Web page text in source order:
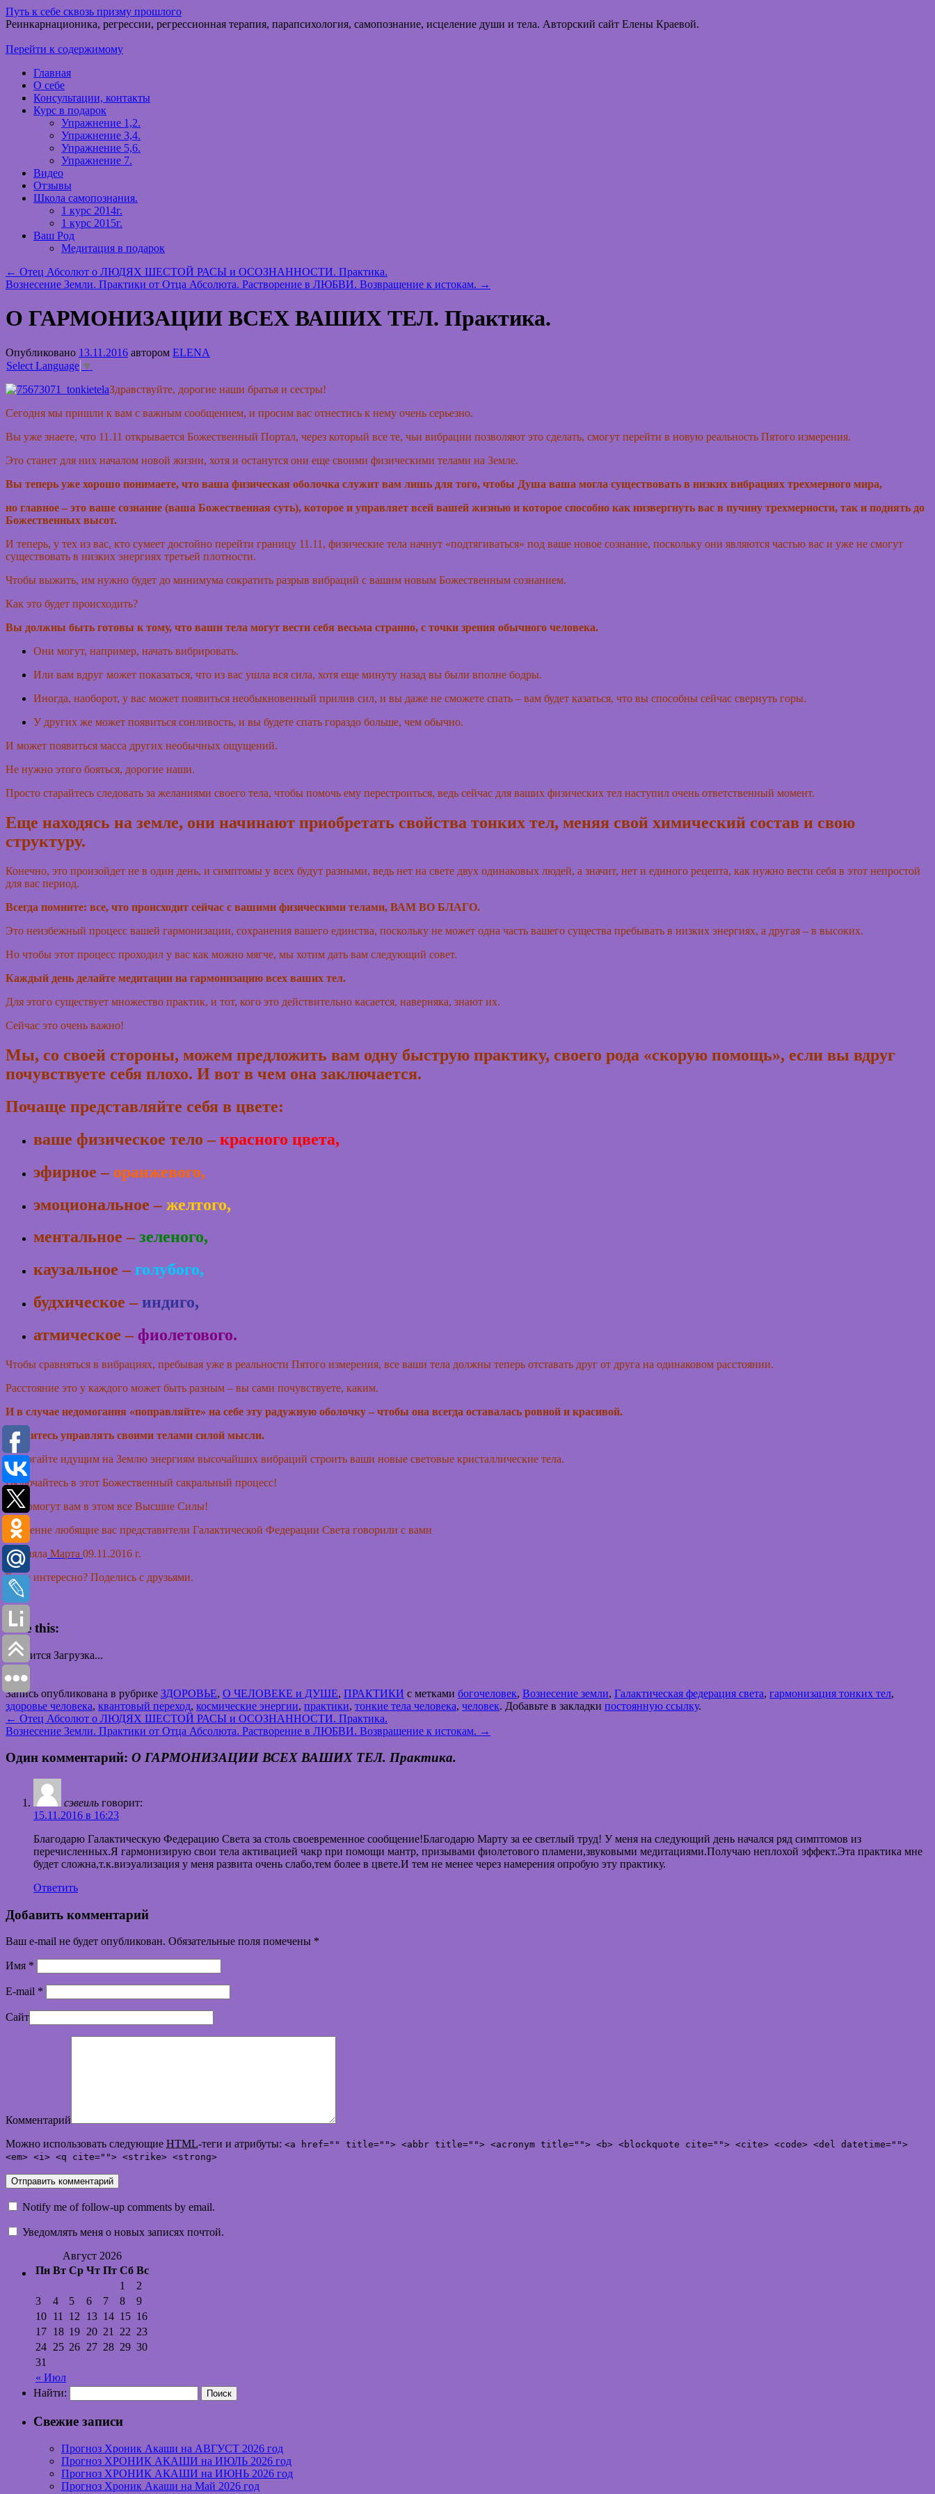
Путь к себе сквозь призму прошлого
Реинкарнационика, регрессии, регрессионная терапия, парапсихология, самопознание, исцеление души и тела. Авторский сайт Елены Краевой.
Перейти к содержимому
Главная
О себе
Консультации, контакты
Курс в подарок
Упражнение 1,2.
Упражнение 3,4.
Упражнение 5,6.
Упражнение 7.
Видео
Отзывы
Школа самопознания.
1 курс 2014г.
1 курс 2015г.
Ваш Род
Медитация в подарок
← Отец Абсолют о ЛЮДЯХ ШЕСТОЙ РАСЫ и ОСОЗНАННОСТИ. Практика.
Вознесение Земли. Практики от Отца Абсолюта. Растворение в ЛЮБВИ. Возвращение к истокам. →
О ГАРМОНИЗАЦИИ ВСЕХ ВАШИХ ТЕЛ. Практика.
Опубликовано 13.11.2016 автором ELENA
Select Language ▼
Здравствуйте, дорогие наши братья и сестры!
Сегодня мы пришли к вам с важным сообщением, и просим вас отнестись к нему очень серьезно.
Вы уже знаете, что 11.11 открывается Божественный Портал, через который все те, чьи вибрации позволяют это сделать, смогут перейти в новую реальность Пятого измерения.
Это станет для них началом новой жизни, хотя и останутся они еще своими физическими телами на Земле.
Вы теперь уже хорошо понимаете, что ваша физическая оболочка служит вам лишь для того, чтобы Душа ваша могла существовать в низких вибрациях трехмерного мира,
но главное – это ваше сознание (ваша Божественная суть), которое и управляет всей вашей жизнью и которое способно как низвергнуть вас в пучину трехмерности, так и поднять до
Божественных высот.
И теперь, у тех из вас, кто сумеет достойно перейти границу 11.11, физические тела начнут «подтягиваться» под ваше новое сознание, поскольку они являются частью вас и уже не смогут
существовать в низких энергиях третьей плотности.
Чтобы выжить, им нужно будет до минимума сократить разрыв вибраций с вашим новым Божественным сознанием.
Как это будет происходить?
Вы должны быть готовы к тому, что ваши тела могут вести себя весьма странно, с точки зрения обычного человека.
Они могут, например, начать вибрировать.
Или вам вдруг может показаться, что из вас ушла вся сила, хотя еще минуту назад вы были вполне бодры.
Иногда, наоборот, у вас может появиться необыкновенный прилив сил, и вы даже не сможете спать – вам будет казаться, что вы способны сейчас свернуть горы.
У других же может появиться сонливость, и вы будете спать гораздо больше, чем обычно.
И может появиться масса других необычных ощущений.
Не нужно этого бояться, дорогие наши.
Просто старайтесь следовать за желаниями своего тела, чтобы помочь ему перестроиться, ведь сейчас для ваших физических тел наступил очень ответственный момент.
Еще находясь на земле, они начинают приобретать свойства тонких тел, меняя свой химический состав и свою
структуру.
Конечно, это произойдет не в один день, и симптомы у всех будут разными, ведь нет на свете двух одинаковых людей, а значит, нет и единого рецепта, как нужно вести себя в этот непростой
для вас период.
Всегда помните: все, что происходит сейчас с вашими физическими телами, ВАМ ВО БЛАГО.
Это неизбежный процесс вашей гармонизации, сохранения вашего единства, поскольку не может одна часть вашего существа пребывать в низких энергиях, а другая – в высоких.
Но чтобы этот процесс проходил у вас как можно мягче, мы хотим дать вам следующий совет.
Каждый день делайте медитации на гармонизацию всех ваших тел.
Для этого существует множество практик, и тот, кого это действительно касается, наверняка, знают их.
Сейчас это очень важно!
Мы, со своей стороны, можем предложить вам одну быструю практику, своего рода «скорую помощь», если вы вдруг
почувствуете себя плохо. И вот в чем она заключается.
Почаще представляйте себя в цвете:
ваше физическое тело –красного цвета,
эфирное –оранжевого,
эмоциональное –желтого,
ментальное –зеленого,
каузальное –голубого,
будхическое –индиго,
атмическое – фиолетового.
Чтобы сравняться в вибрациях, пребывая уже в реальности Пятого измерения, все ваши тела должны теперь отставать друг от друга на одинаковом расстоянии.
Расстояние это у каждого может быть разным – вы сами почувствуете, каким.
И в случае недомогания «поправляйте» на себе эту радужную оболочку – чтобы она всегда оставалась ровной и красивой.
Научитесь управлять своими телами силой мысли.
Помогайте идущим на Землю энергиям высочайших вибраций строить ваши новые световые кристаллические тела.
Включайтесь в этот Божественный сакральный процесс!
Да помогут вам в этом все Высшие Силы!
Искренне любящие вас представители Галактической Федерации Света говорили с вами
Приняла Марта 09.11.2016 г.
Было интересно? Поделись с друзьями.
Like this:
Нравится Загрузка...
Запись опубликована в рубрике ЗДОРОВЬЕ, О ЧЕЛОВЕКЕ и ДУШЕ, ПРАКТИКИ с метками богочеловек, Вознесение земли, Галактическая федерация света, гармонизация тонких тел,
здоровье человека, квантовый переход, космические энергии, практики, тонкие тела человека, человек. Добавьте в закладки постоянную ссылку.
← Отец Абсолют о ЛЮДЯХ ШЕСТОЙ РАСЫ и ОСОЗНАННОСТИ. Практика.
Вознесение Земли. Практики от Отца Абсолюта. Растворение в ЛЮБВИ. Возвращение к истокам. →
Один комментарий: О ГАРМОНИЗАЦИИ ВСЕХ ВАШИХ ТЕЛ. Практика.
сэвеиль говорит:
15.11.2016 в 16:23
Благодарю Галактическую Федерацию Света за столь своевременное сообщение!Благодарю Марту за ее светлый труд! У меня на следующий день начался ряд симптомов из
перечисленных.Я гармонизирую свои тела активацией чакр при помощи мантр, призывами фиолетового пламени,звуковыми медитациями.Получаю неплохой эффект.Эта практика мне
будет сложна,т.к.виэуализация у меня развита очень слабо,тем более в цвете.И тем не менее через намерения опробую эту практику.
Ответить
Добавить комментарий
Ваш e-mail не будет опубликован. Обязательные поля помечены *
Имя *
E-mail *
Сайт
Комментарий
Можно использовать следующие HTML-теги и атрибуты: <a href="" title=""> <abbr title=""> <acronym title=""> <b> <blockquote cite=""> <cite> <code> <del datetime="">
<em> <i> <q cite=""> <strike> <strong>
Notify me of follow-up comments by email.
Уведомлять меня о новых записях почтой.
Август 2026
Пн Вт Ср Чт Пт Сб Вс
« Июл
1
2
3
4 5 6 7 8
9
10 11 12 13 14 15 16
17 18 19 20 21 22 23
24 25 26 27 28 29 30
31
Найти:
Свежие записи
Прогноз Хроник Акаши на АВГУСТ 2026 год
Прогноз ХРОНИК АКАШИ на ИЮЛЬ 2026 год
Прогноз ХРОНИК АКАШИ на ИЮНЬ 2026 год
Прогноз Хроник Акаши на Май 2026 год